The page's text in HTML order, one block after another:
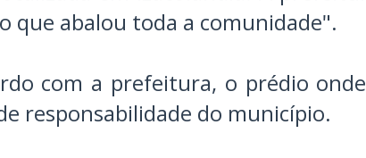
que abalou toda a comunidade".
com a prefeitura, o prédio
responsabilidade do município.